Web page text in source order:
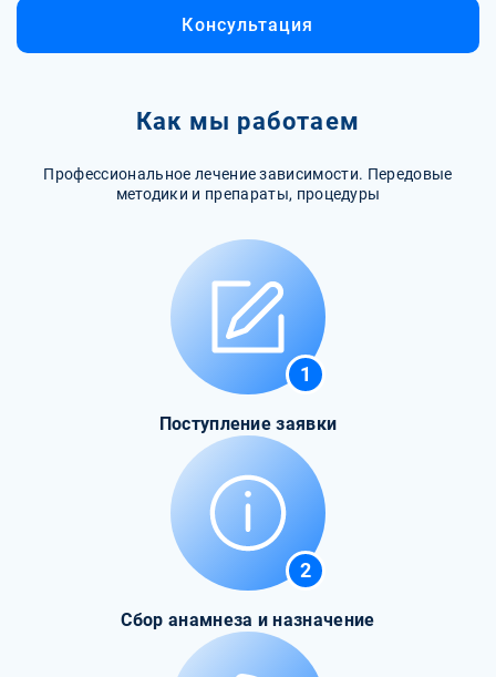
Консультация
Как мы работаем
Профессиональное лечение зависимости. Передовые
методики и препараты, процедуры
1
Поступление заявки
2
Сбор анамнеза и назначение